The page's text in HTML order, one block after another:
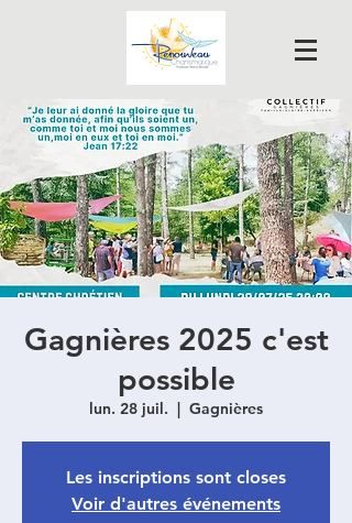
Gagnières 2025 c'est
possible
lun. 28 juil.
  |
Gagnières
Les inscriptions sont closes
Voir d'autres événements